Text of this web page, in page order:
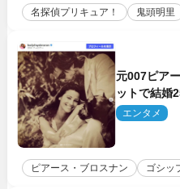
名探偵プリキュア！ 鬼頭明里
元007ピア
ットで結婚
エンタメ
ピアース・ブロスナン ゴシッ